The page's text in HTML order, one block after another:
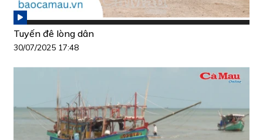
Tuyến đê lòng dân
30/07/2025 17:48